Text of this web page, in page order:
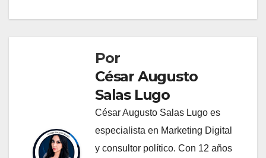
Por
César Augusto
Salas Lugo
César Augusto Salas Lugo es
especialista en Marketing Digital
y consultor político. Con 12 años